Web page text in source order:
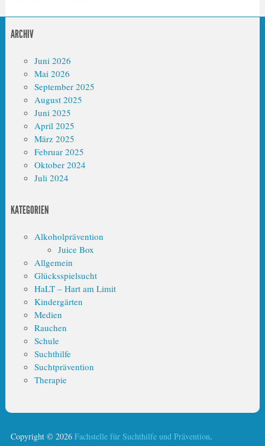
ARCHIV
Juni 2026
Mai 2026
September 2025
August 2025
Juni 2025
April 2025
März 2025
Februar 2025
Oktober 2024
Juli 2024
KATEGORIEN
Alkoholprävention
Juice Box
Allgemein
Glücksspielsucht
HaLT – Hart am Limit
Kindergärten
Medien
Rauchen
Schule
Suchthilfe
Suchtprävention
Therapie
Copyright © 2026 Fachstelle für Suchthilfe und Prävention.